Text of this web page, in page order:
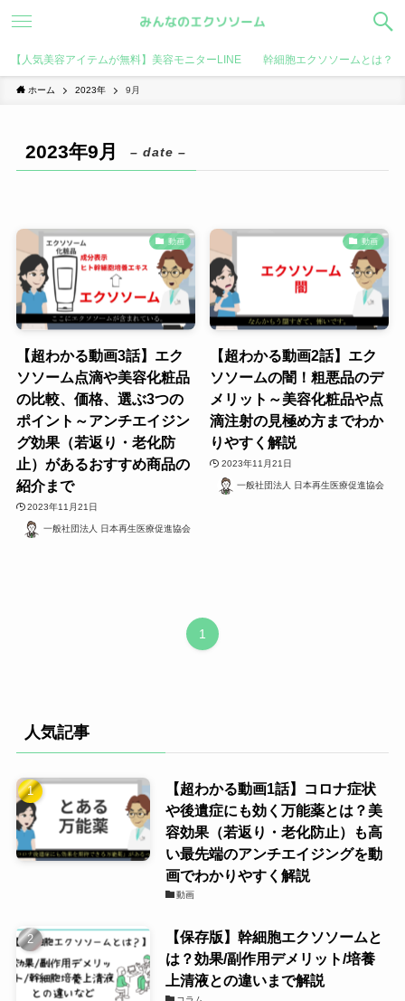
【人気美容アイテムが無料】美容モニターLINE 幹細胞エクソソームとは？
ホーム 2023年 9月
2023年9月 – date –
動画
【超わかる動画3話】エク
ソソーム点滴や美容化粧品
の比較、価格、選ぶ3つの
ポイント～アンチエイジン
グ効果（若返り・老化防
止）があるおすすめ商品の
紹介まで
2023年11月21日
一般社団法人 日本再生医療促進協会
動画
【超わかる動画2話】エク
ソソームの闇！粗悪品のデ
メリット～美容化粧品や点
滴注射の見極め方までわか
りやすく解説
2023年11月21日
一般社団法人 日本再生医療促進協会
1
人気記事
【超わかる動画1話】コロナ症状
や後遺症にも効く万能薬とは？美
容効果（若返り・老化防止）も高
い最先端のアンチエイジングを動
画でわかりやすく解説
動画
【保存版】幹細胞エクソソームと
は？効果/副作用デメリット/培養
上清液との違いまで解説